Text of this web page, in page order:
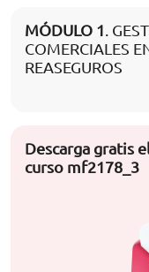
MÓDULO 1.
COMERCIALES
REASEGUROS
Descarga gratis
curso mf2178_3